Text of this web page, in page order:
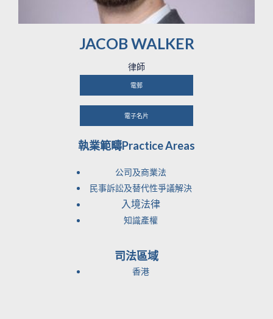
JACOB WALKER
律師
電郵
電子名片
執業範疇Practice Areas
公司及商業法
民事訴訟及替代性爭議解決
入境法律
知識產權
司法區域
香港